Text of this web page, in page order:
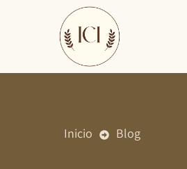
Inicio
Blog